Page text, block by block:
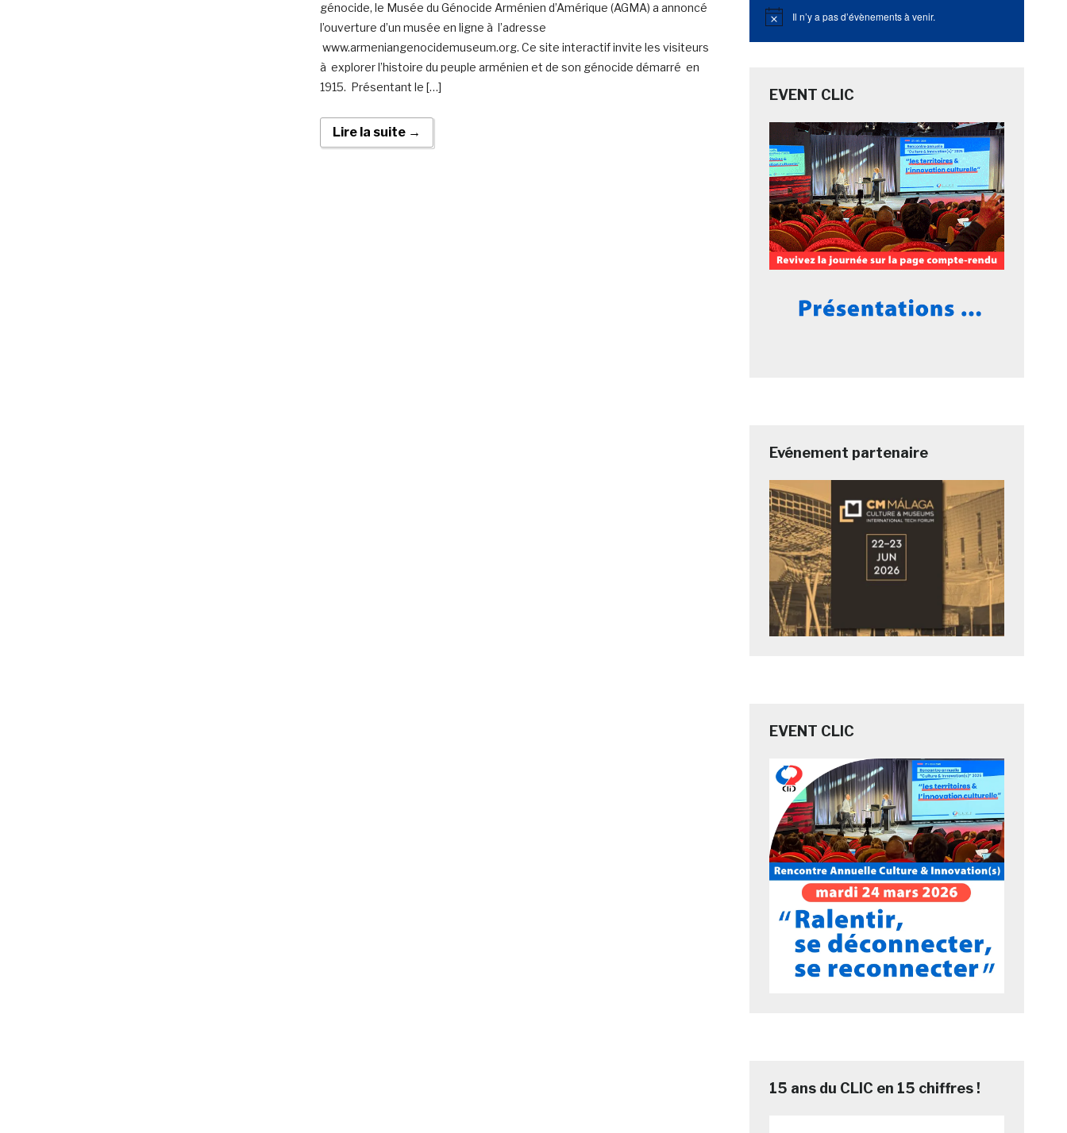
génocide, le Musée du Génocide Arménien d’Amérique (AGMA) a annoncé
l’ouverture d’un musée en ligne à l’adresse
www.armeniangenocidemuseum.org. Ce site interactif invite les visiteurs
à explorer l’histoire du peuple arménien et de son génocide démarré en
1915. Présentant le […]
Lire la suite →
Notice Il n’y a pas d’évènements à venir.
EVENT CLIC
Evénement partenaire
EVENT CLIC
15 ans du CLIC en 15 chiffres !